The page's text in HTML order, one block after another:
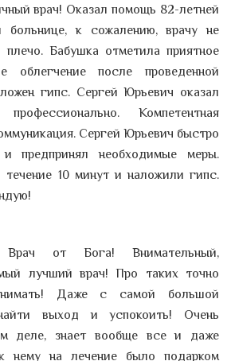
врач! Оказал помощь 82-летней
больнице, к сожалению, врачу не
плечо. Бабушка отметила приятное
облегчение после проведенной
гипс. Сергей Юрьевич оказал
Компетентная
Сергей Юрьевич быстро
предпринял необходимые меры.
10 минут и наложили гипс.
от Бога! Внимательный,
лучший врач! Про таких точно
Даже с самой большой
выход и успокоить! Очень
деле, знает вообще все и даже